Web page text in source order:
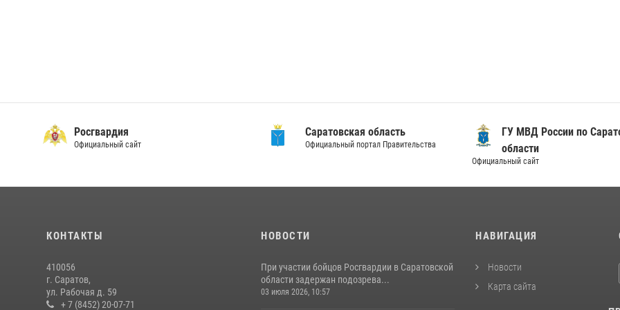
Росгвардия
Официальный сайт
Саратовская область
Официальный портал Правительства
ГУ МВД России по
области
Официальный сайт
КОНТАКТЫ
410056
г. Саратов,
ул. Рабочая д. 59
+ 7 (8452) 20-07-71
НОВОСТИ
При участии бойцов Росгвардии в Саратовской
области задержан подозрева...
03 июля 2026, 10:57
НАВИГАЦИЯ
Новости
Карта сайта